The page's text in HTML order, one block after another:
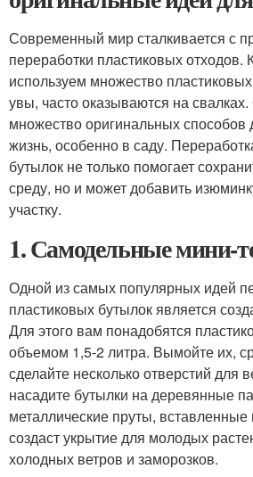
Современный мир сталкивается с
переработки пластиковых
используем множество
увы, часто оказываются на
множество оригинальных способов
жизнь, особенно в саду.
бутылок не только помогает
среду, но и может добавить
участку.
1. Самодельные мини-
Одной из самых популярных идей
пластиковых бутылок является
Для этого вам понадобятся
объемом 1,5-2 литра. Вымойте их,
сделайте несколько отверстий для
насадите бутылки на деревянные
металлические пруты,
создаст укрытие для молодых
холодных ветров и заморозков.